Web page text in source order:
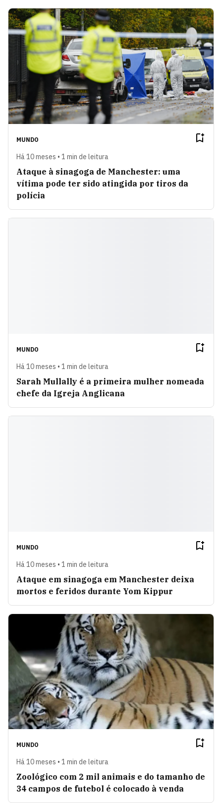
MUNDO
Há 10 meses • 1 min de leitura
Ataque à sinagoga de Manchester: uma
vítima pode ter sido atingida por tiros da
polícia
MUNDO
Há 10 meses • 1 min de leitura
Sarah Mullally é a primeira mulher nomeada
chefe da Igreja Anglicana
MUNDO
Há 10 meses • 1 min de leitura
Ataque em sinagoga em Manchester deixa
mortos e feridos durante Yom Kippur
MUNDO
Há 10 meses • 1 min de leitura
Zoológico com 2 mil animais e do tamanho de
34 campos de futebol é colocado à venda